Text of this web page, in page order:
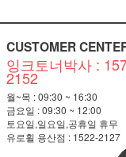
CUSTOMER
잉크토너박사 :
2152
월~목 : 09:30 ~ 16:30
금요일 : 09:30 ~ 12:00
토요일,일요일,공휴일 휴무
유로휠 용산점 : 1522-2127